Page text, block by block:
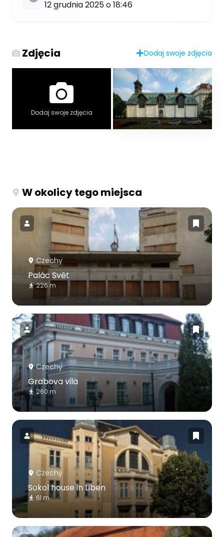
12 grudnia 2025 o 18:46
Zdjęcia Dodaj swoje zdjęcia
Dodaj swoje zdjęcia
W okolicy tego miejsca
Czechy
Palác Svět
226 m
Czechy
Grabova vila
260 m
Czechy
Sokol house in Liben
61 m